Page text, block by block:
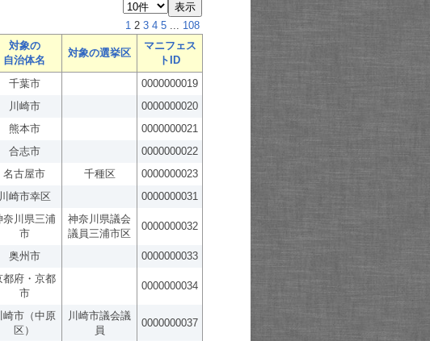
1 2 3 4 5 ... 108
対象の
自治体名
対象の選挙区
マニフェス
トID
千葉市
0000000019
川崎市
0000000020
熊本市
0000000021
合志市
0000000022
名古屋市 千種区
0000000023
川崎市幸区 0000000031
奈川県三浦
市
神奈川県議会
議員三浦市区
0000000032
奥州市 0000000033
都府・京都
市
0000000034
崎市（中原
区）
川崎市議会議
員
0000000037